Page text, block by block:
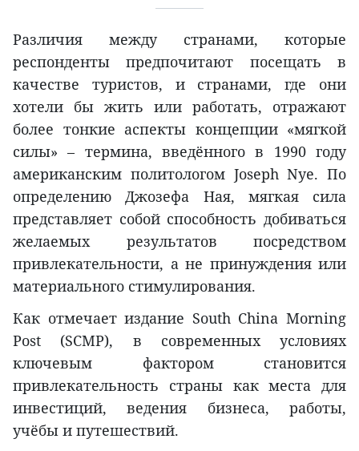
Различия между странами, которые
респонденты предпочитают посещать в
качестве туристов, и странами, где они
хотели бы жить или работать, отражают
более тонкие аспекты концепции «мягкой
силы» – термина, введённого в 1990 году
американским политологом Joseph Nye. По
определению Джозефа Ная, мягкая сила
представляет собой способность добиваться
желаемых результатов посредством
привлекательности, а не принуждения или
материального стимулирования.
Как отмечает издание South China Morning
Post (SCMP), в современных условиях
ключевым фактором становится
привлекательность страны как места для
инвестиций, ведения бизнеса, работы,
учёбы и путешествий.